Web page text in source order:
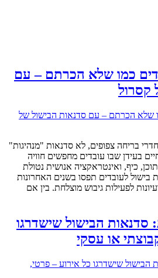
כמו שלא הכרתם – עם
קסרול
בריחה צפופים, לא סדנאות "מנהיגות"
בעידן שבו עובדים מחפשים חוויה
כיף, ואינטראקציה אנושית נטולת
בישול לעובדים תפסו בשנים האחרונות
לפעילות גיבוש מוצלחת. בין אם
סדנאות הבישול שישדרגו
או עסקי